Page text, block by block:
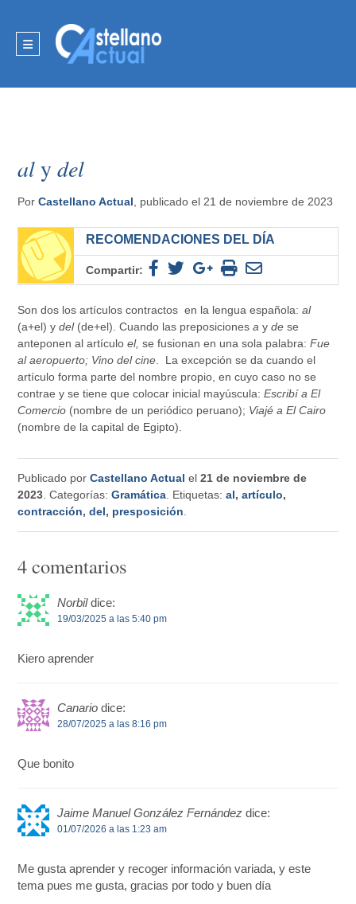
alydel
PorCastellano Actual , publicado el 21 de noviembre de 2023
RECOMENDACIONES DEL DÍA
Compartir:
Son dos los artículos contractos en la lengua española:al
(a+el) ydel(de+el). Cuando las preposicionesayde se
anteponen al artículoel, se fusionan en una sola palabra:Fue
al aeropuerto; Vino del cine . La excepción se da cuando el
artículo forma parte del nombre propio, en cuyo caso no se
contrae y se tiene que colocar inicial mayúscula:Escribí a El
Comercio (nombre de un periódico peruano); Viajé a El Cairo
(nombre de la capital de Egipto).
Publicado porCastellano Actual el21 de noviembre de
2023 . Categorías:Gramática . Etiquetas:al,artículo,
contracción,del, presposición
4 comentarios
Norbil dice:
19/03/2025 a las 5:40 pm
Kiero aprender
Canario dice:
28/07/2025 a las 8:16 pm
Que bonito
Jaime Manuel González Fernández dice:
01/07/2026 a las 1:23 am
Me gusta aprender y recoger información variada, y este
tema pues me gusta, gracias por todo y buen día